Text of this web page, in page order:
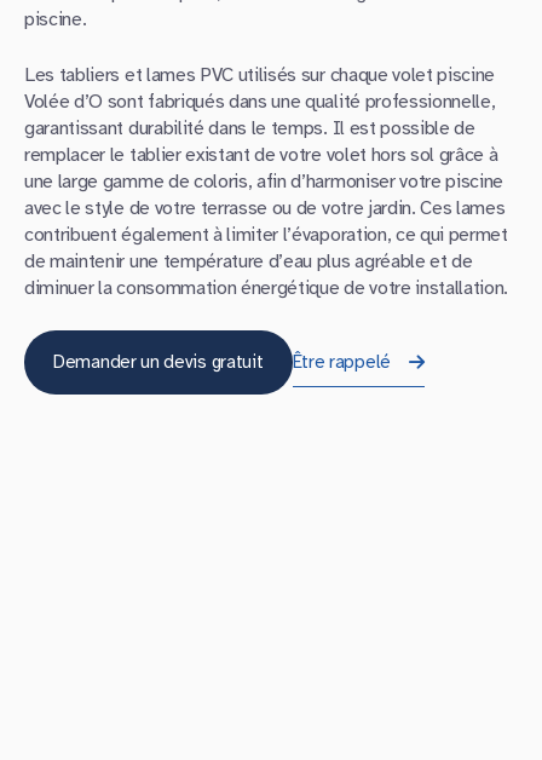
piscine.
Les tabliers et lames PVC utilisés sur chaque volet piscine
Volée d’O sont fabriqués dans une qualité professionnelle,
garantissant durabilité dans le temps. Il est possible de
remplacer le tablier existant de votre volet hors sol grâce à
une large gamme de coloris, afin d’harmoniser votre piscine
avec le style de votre terrasse ou de votre jardin. Ces lames
contribuent également à limiter l’évaporation, ce qui permet
de maintenir une température d’eau plus agréable et de
diminuer la consommation énergétique de votre installation.
Demander un devis gratuit Être rappelé